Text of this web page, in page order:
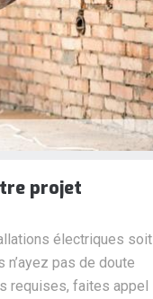
projet
électriques soit
pas de doute
requises, faites appel